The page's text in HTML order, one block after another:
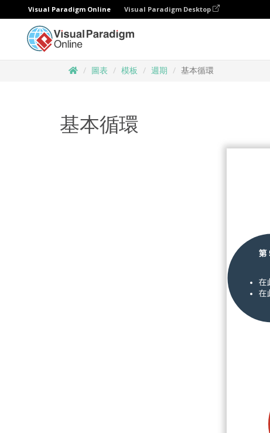
Visual Paradigm Online Visual Paradigm Desktop
圖表 模板 週期 基本循環
基本循環